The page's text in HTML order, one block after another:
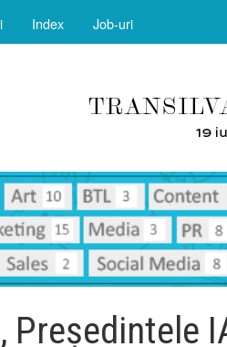
Index Job-uri
Președintele